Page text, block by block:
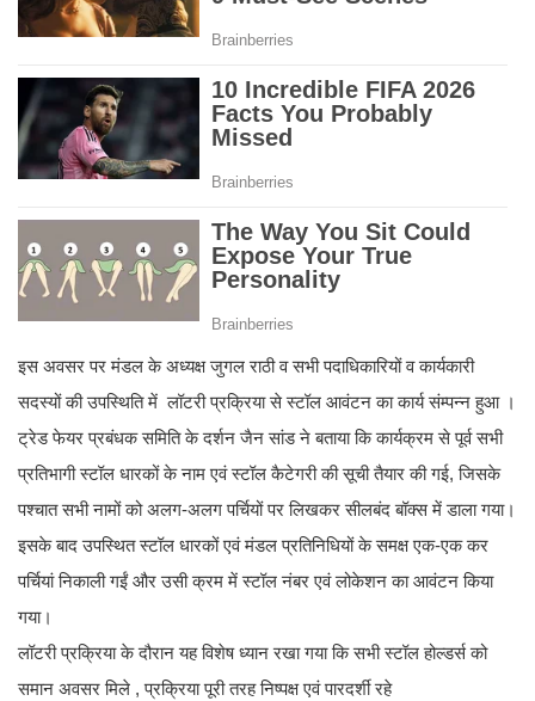
इस अवसर पर मंडल के अध्यक्ष जुगल राठी व सभी पदाधिकारियों व कार्यकारी
सदस्यों की उपस्थिति में लॉटरी प्रक्रिया से स्टॉल आवंटन का कार्य संम्पन्न हुआ ।
ट्रेड फेयर प्रबंधक समिति के दर्शन जैन सांड ने बताया कि कार्यक्रम से पूर्व सभी
प्रतिभागी स्टॉल धारकों के नाम एवं स्टॉल कैटेगरी की सूची तैयार की गई, जिसके
पश्चात सभी नामों को अलग-अलग पर्चियों पर लिखकर सीलबंद बॉक्स में डाला गया।
इसके बाद उपस्थित स्टॉल धारकों एवं मंडल प्रतिनिधियों के समक्ष एक-एक कर
पर्चियां निकाली गईं और उसी क्रम में स्टॉल नंबर एवं लोकेशन का आवंटन किया
गया।
लॉटरी प्रक्रिया के दौरान यह विशेष ध्यान रखा गया कि सभी स्टॉल होल्डर्स को
समान अवसर मिले , प्रक्रिया पूरी तरह निष्पक्ष एवं पारदर्शी रहे